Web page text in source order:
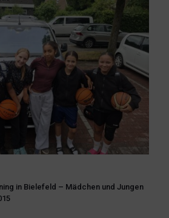
in Bielefeld – Mädchen und Jungen